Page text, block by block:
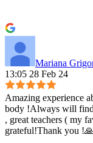
Mariana
13:05 28 Feb 24
Amazing experience
body !Always will find
, great teachers ( my
grateful!Thank you !🙏